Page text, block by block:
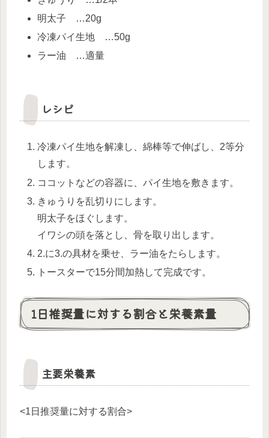
明太子 …20g
冷凍パイ生地 …50g
ラー油 …適量
レシピ
冷凍パイ生地を解凍し、綿棒等で伸ばし、2等分
します。
ココットなどの容器に、パイ生地を敷きます。
きゅうりを乱切りにします。
明太子をほぐします。
イワシの頭を落とし、骨を取り出します。
2.に3.の具材を乗せ、ラー油をたらします。
トースターで15分間加熱して完成です。
1日推奨量に対する割合と栄養素量
主要栄養素
<1日推奨量に対する割合>